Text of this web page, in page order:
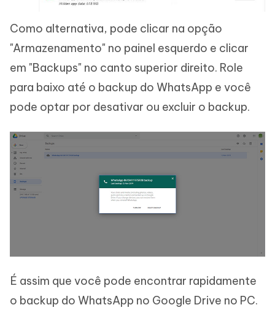
Como alternativa, pode clicar na opção
"Armazenamento" no painel esquerdo e clicar
em "Backups" no canto superior direito. Role
para baixo até o backup do WhatsApp e você
pode optar por desativar ou excluir o backup.
É assim que você pode encontrar rapidamente
o backup do WhatsApp no Google Drive no PC.